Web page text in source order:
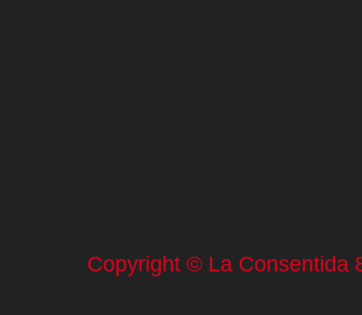
Copyright © La Consentida